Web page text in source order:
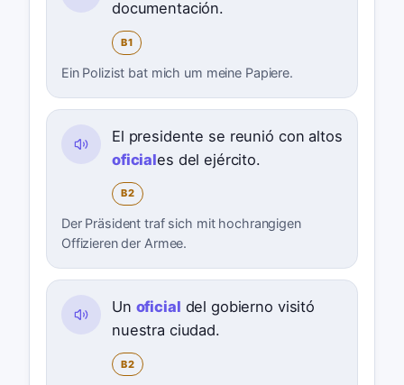
documentación.
B1
Ein Polizist bat mich um meine Papiere.
El presidente se reunió con altos
oficiales del ejército.
B2
Der Präsident traf sich mit hochrangigen
Offizieren der Armee.
Un oficial del gobierno visitó
nuestra ciudad.
B2